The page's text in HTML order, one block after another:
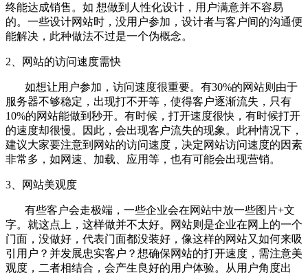
终能达成销售。如 想做到人性化设计，用户满意并不容易
的。一些设计网站时，没用户参加，设计者与客户间的沟通便
能解决，此种做法不过是一个伪概念。
2、网站的访问速度需快
如想让用户参加，访问速度很重要。有30%的网站则由于
服务器不够稳定，出现打不开等，使得客户逐渐流失，只有
10%的网站能做到秒开。有时候，打开速度很快，有时候打开
的速度却很慢。因此，会出现客户流失的现象。此种情况下，
建议大家要注意到网站的访问速度，决定网站访问速度的因素
非常多，如网速、加载、应用等，也有可能会出现营销。
3、网站美观度
有些客户会走极端，一些企业会在网站中放一些图片+文
字。就这点上，这样做并不太好。网站则是企业在网上的一个
门面，没做好，代表门面都没装好，像这样的网站又如何来吸
引用户？并发展忠实客户？想确保网站的打开速度，需注意美
观度，二者相结合，会产生良好的用户体验。从用户角度出